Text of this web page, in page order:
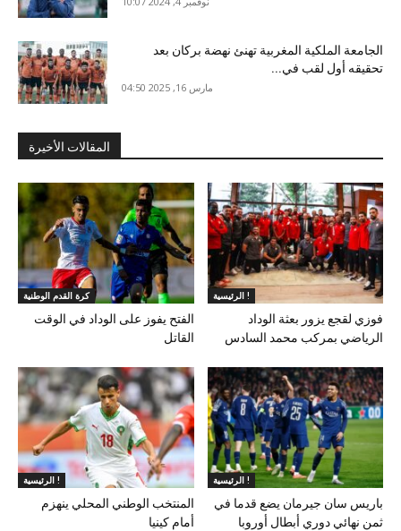
الجامعة الملكية المغربية تهنئ نهضة بركان بعد
تحقيقه أول لقب في...
مارس 16, 2025 04:50
المقالات الأخيرة
كرة القدم الوطنية
الفتح يفوز على الوداد في الوقت
القاتل
الرئيسية !
فوزي لقجع يزور بعثة الوداد
الرياضي بمركب محمد السادس
الرئيسية !
المنتخب الوطني المحلي ينهزم
أمام كينيا
الرئيسية !
باريس سان جيرمان يضع قدما في
ثمن نهائي دوري أبطال أوروبا